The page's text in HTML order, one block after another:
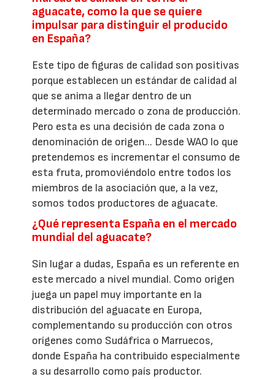
aguacate, como la que se quiere
impulsar para distinguir el producido
en España?
Este tipo de figuras de calidad son positivas
porque establecen un estándar de calidad al
que se anima a llegar dentro de un
determinado mercado o zona de producción.
Pero esta es una decisión de cada zona o
denominación de origen... Desde WAO lo que
pretendemos es incrementar el consumo de
esta fruta, promoviéndolo entre todos los
miembros de la asociación que, a la vez,
somos todos productores de aguacate.
¿Qué representa España en el mercado
mundial del aguacate?
Sin lugar a dudas, España es un referente en
este mercado a nivel mundial. Como origen
juega un papel muy importante en la
distribución del aguacate en Europa,
complementando su producción con otros
orígenes como Sudáfrica o Marruecos,
donde España ha contribuido especialmente
a su desarrollo como país productor.